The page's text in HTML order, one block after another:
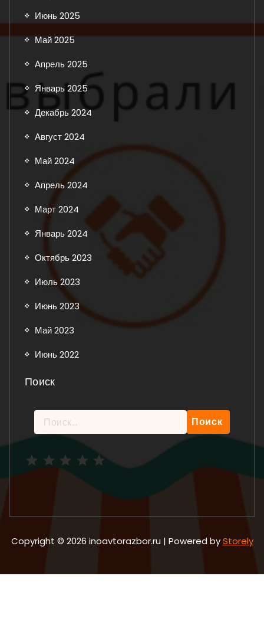
Июнь 2025
Май 2025
Апрель 2025
Январь 2025
Декабрь 2024
Август 2024
Май 2024
Апрель 2024
Март 2024
Январь 2024
Октябрь 2023
Июль 2023
Июнь 2023
Май 2023
Июнь 2022
Поиск
Найти:
Copyright © 2026 inoavtorazbor.ru | Powered byStorely